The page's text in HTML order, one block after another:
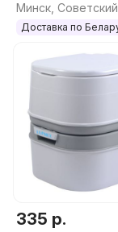
Минск, Советский
Доставка по
335 р.